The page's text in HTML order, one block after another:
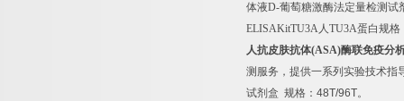
体液D-葡萄糖激酶法定量检测试
ELISAKitTU3A人TU3A蛋白规格
人抗皮肤抗体(ASA)酶联免疫分
测服务，提供一系列实验技术指
试剂盒 规格： 48T/96T。